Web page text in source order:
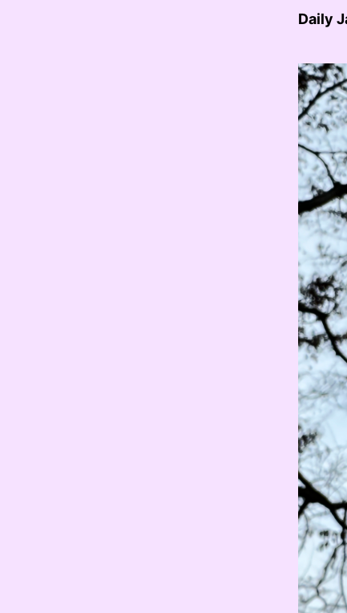
Daily